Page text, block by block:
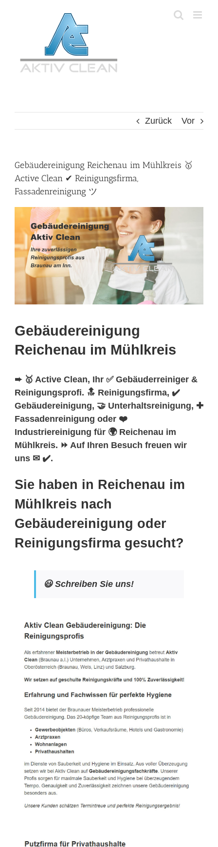
Zurück Vor
Gebäudereinigung Reichenau im Mühlkreis 🥇
Active Clean ✔ Reinigungsfirma,
Fassadenreinigung ツ
Gebäudereinigung
Reichenau im Mühlkreis
➨ 🥇 Active Clean, Ihr ✅ Gebäuderreiniger &
Reinigungsprofi. 🔝 Reinigungsfirma, ✔️
Gebäudereinigung, 🤝 Unterhaltsreinigung, ✚
Fassadenreinigung oder ❤️
Industriereinigung für 🌍 Reichenau im
Mühlkreis. ⏩ Auf Ihren Besuch freuen wir
uns ✉ ✔️.
Sie haben in Reichenau im
Mühlkreis nach
Gebäudereinigung oder
Reinigungsfirma gesucht?
😃 Schreiben Sie uns!